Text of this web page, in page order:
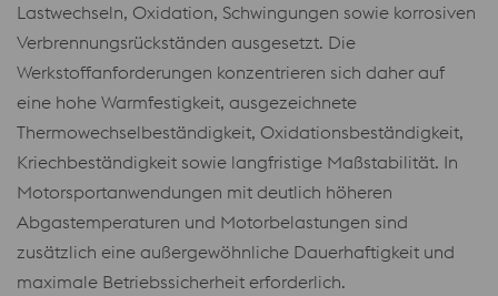
Lastwechseln, Oxidation, Schwingungen sowie korrosiven
Verbrennungsrückständen ausgesetzt. Die
Werkstoffanforderungen konzentrieren sich daher auf
eine hohe Warmfestigkeit, ausgezeichnete
Thermowechselbeständigkeit, Oxidationsbeständigkeit,
Kriechbeständigkeit sowie langfristige Maßstabilität. In
Motorsportanwendungen mit deutlich höheren
Abgastemperaturen und Motorbelastungen sind
zusätzlich eine außergewöhnliche Dauerhaftigkeit und
maximale Betriebssicherheit erforderlich.